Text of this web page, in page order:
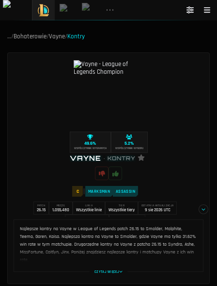
•••
…/Bohaterowie/Vayne/Kontry
WSPÓŁCZYNNIK WYGRANYCH
49.6%
WSPÓŁCZYNNIK WYBORU
5.2%
VAYNE • KONTRY
C MARKSMAN ASSASSIN
PATCH
26.15
MECZE
1,055,480
LINIA
Wszystkie linie
TIER
Wszystkie tiery
OSTATNIA AKTUALIZACJA
9 sie 2026 UTC
Najlepsze kontry na Vayne w League of Legends patch 26.15 to Smolder, Malphite,
Teemo, Garen, Kaisa. Najlepsza kontra na Vayne to Smolder, gdzie Vayne ma tylko 31.62%
win rate w tym matchupie. Drugorzędne kontry na Vayne z patcha 26.15 to Syndra, Ashe,
MissFortune, Caitlyn, Jinx. Poniżej znajdziesz najlepsze kontry i matchupy Vayne z ich win
rate.
CZYTAJ WIĘCEJ